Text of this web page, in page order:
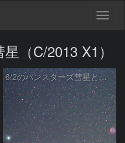
（C/2013 X1）
6/2のパンスターズ彗星と螺旋星雲